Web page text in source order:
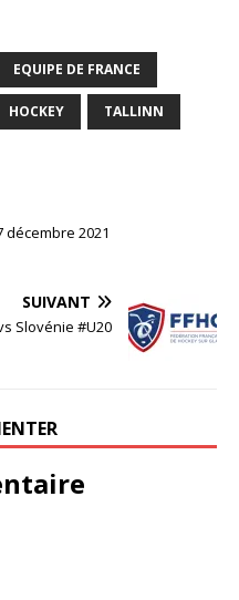
EQUIPE DE FRANCE
HOCKEY TALLINN
décembre 2021
SUIVANT
Slovénie #U20